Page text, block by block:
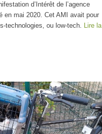
d’Intérêt de l’agence
en mai 2020. Cet AMI avait pour
technologies, ou low-tech. Lire la